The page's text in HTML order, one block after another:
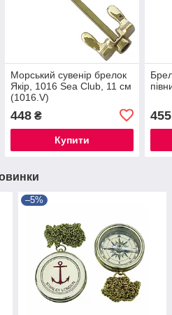
Морський сувенір брелок
Якір, 1016 Sea Club, 11 см
(1016.V)
448₴
Купити
455
–5%